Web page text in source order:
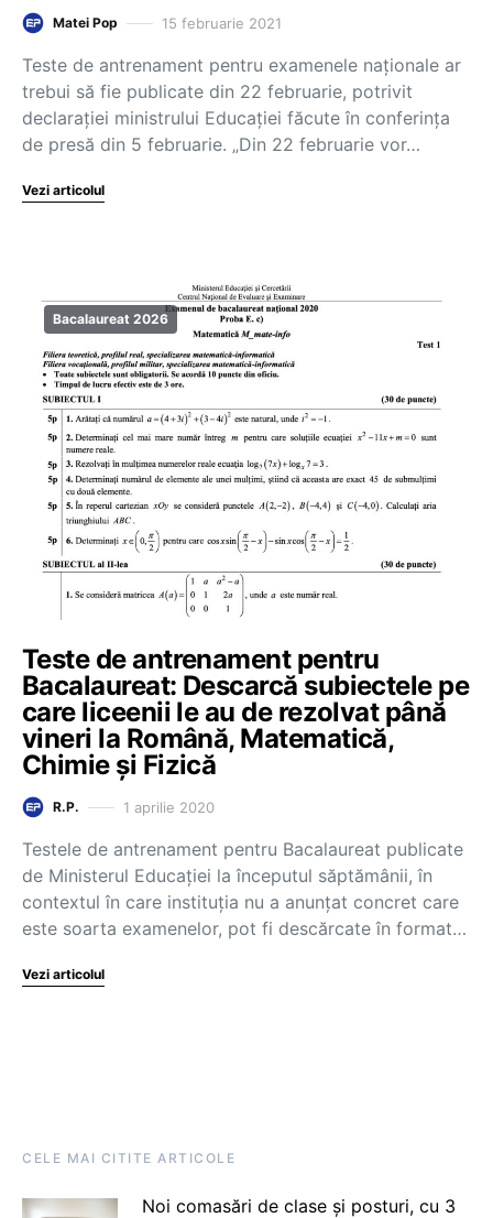
Matei Pop 15 februarie 2021
Teste de antrenament pentru examenele naționale ar
trebui să fie publicate din 22 februarie, potrivit
declarației ministrului Educației făcute în conferința
de presă din 5 februarie. „Din 22 februarie vor…
Vezi articolul
Bacalaureat 2026
Teste de antrenament pentru
Bacalaureat: Descarcă subiectele pe
care liceenii le au de rezolvat până
vineri la Română, Matematică,
Chimie și Fizică
R.P. 1 aprilie 2020
Testele de antrenament pentru Bacalaureat publicate
de Ministerul Educației la începutul săptămânii, în
contextul în care instituția nu a anunțat concret care
este soarta examenelor, pot fi descărcate în format…
Vezi articolul
CELE MAI CITITE ARTICOLE
Noi comasări de clase și posturi, cu 3